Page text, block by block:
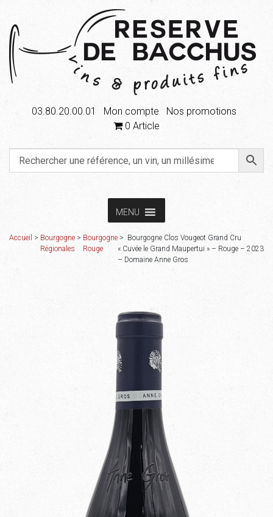
03.80.20.00.01 Mon compte
Nos promotions
0 Article
la
navigation
contenu
MENU
Accueil
Location de Tireuse à bières
Politique de confidentialité
Accueil > Bourgogne
Régionales
> Bourgogne
Rouge
> Bourgogne Clos Vougeot Grand Cru
« Cuvée le Grand Maupertui » – Rouge – 2023
– Domaine Anne Gros